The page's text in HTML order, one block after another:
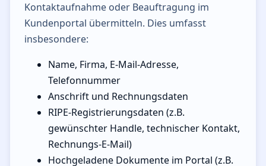
Kontaktaufnahme oder Beauftragung im
Kundenportal übermitteln. Dies umfasst
insbesondere:
Name, Firma, E-Mail-Adresse,
Telefonnummer
Anschrift und Rechnungsdaten
RIPE-Registrierungsdaten (z.B.
gewünschter Handle, technischer Kontakt,
Rechnungs-E-Mail)
Hochgeladene Dokumente im Portal (z.B.